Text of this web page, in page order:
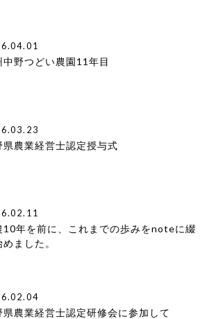
中野つどい農園11年目
県農業経営士認定授与式
10年を前に、これまでの歩みをnoteに綴
めました。
県農業経営士認定研修会に参加して